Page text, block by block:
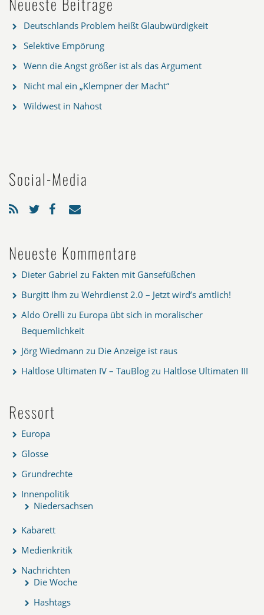
Deutschlands Problem heißt Glaubwürdigkeit
Selektive Empörung
Wenn die Angst größer ist als das Argument
Nicht mal ein „Klempner der Macht“
Wildwest in Nahost
Social-Media
Neueste Kommentare
Dieter Gabriel zu Fakten mit Gänsefüßchen
Burgitt Ihm zu Wehrdienst 2.0 – Jetzt wird’s amtlich!
Aldo Orelli zu Europa übt sich in moralischer
Bequemlichkeit
Jörg Wiedmann zu Die Anzeige ist raus
Haltlose Ultimaten IV – TauBlog zu Haltlose Ultimaten III
Ressort
Europa
Glosse
Grundrechte
Innenpolitik
Niedersachsen
Kabarett
Medienkritik
Nachrichten
Die Woche
Hashtags